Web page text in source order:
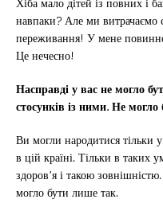
навпаки? Але ми витрачаємо
переживання! У мене
Це нечесно!
Насправді у вас не могло
стосунків із ними. Не
Ви могли народитися тільки
в цій країні. Тільки в таких
здоров’я і такою
могло бути лише так.